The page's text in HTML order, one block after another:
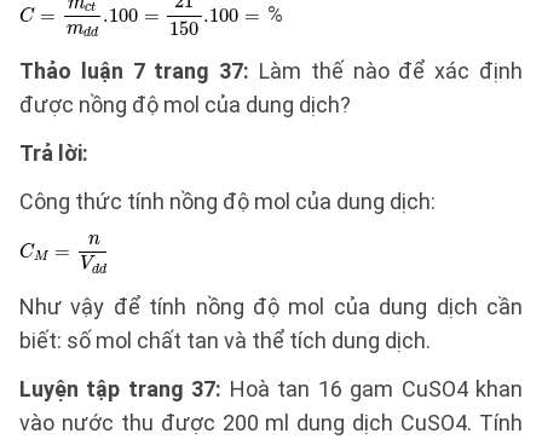
%
Thảo luận 7 trang 37: Làm thế nào để xác định
được nồng độ mol của dung dịch?
Trả lời:
Công thức tính nồng độ mol của dung dịch:
Như vậy để tính nồng độ mol của dung dịch cần
biết: số mol chất tan và thể tích dung dịch.
Luyện tập trang 37: Hoà tan 16 gam CuSO4 khan
vào nước thu được 200 ml dung dịch CuSO4. Tính